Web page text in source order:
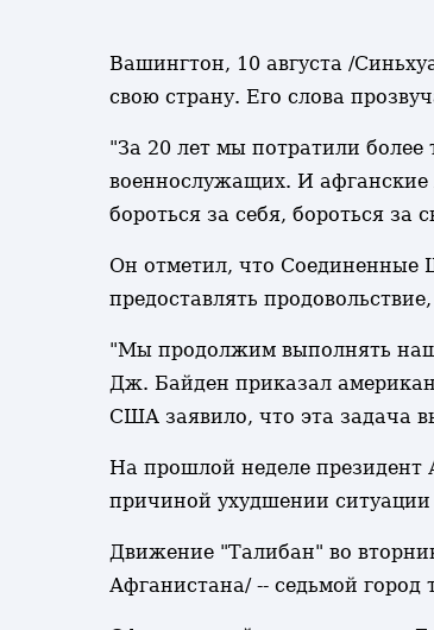
Внешние
обмены
Видео
Фото
Спецрепортажи
Вашингтон, 10 августа /
свою страну. Его слова
"За 20 лет мы потратили
военнослужащих. И
бороться за себя, бороться за
Он отметил, что Соединенные
предоставлять
"Мы продолжим выполнять
Дж. Байден приказал
США заявило, что эта задача
На прошлой неделе президент
причиной ухудшении ситуации
Движение "Талибан" во
Афганистана/ -- седьмой город